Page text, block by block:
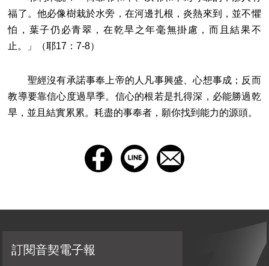
福了。他必像樹栽於水旁，在河邊扎根，炎熱來到，並不懼
怕，葉子仍必青翠，在乾旱之年毫無掛慮，而且結果不
止。」（耶17：7-8）
聖經沒有承諾事奉上帝的人凡事興盛、心想事成；反而
教導要靠信心度過旱季。信心的根若是扎得深，必能勝過乾
旱，並且結實累累。耗盡的事奉者，願你找到能力的源頭。
訂閱音契電子報